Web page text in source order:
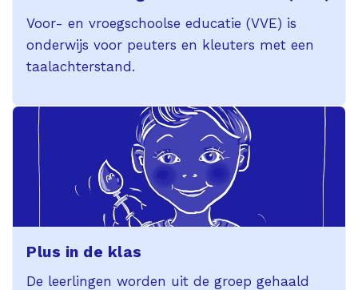
Voor- en vroegschoolse educatie (VVE) is
onderwijs voor peuters en kleuters met een
taalachterstand.
Plus in de klas
De leerlingen worden uit de groep gehaald